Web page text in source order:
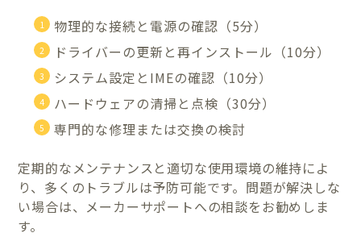
物理的な接続と電源の確認（5分）
ドライバーの更新と再インストール（10分）
システム設定とIMEの確認（10分）
ハードウェアの清掃と点検（30分）
専門的な修理または交換の検討
定期的なメンテナンスと適切な使用環境の維持によ
り、多くのトラブルは予防可能です。問題が解決しな
い場合は、メーカーサポートへの相談をお勧めしま
す。